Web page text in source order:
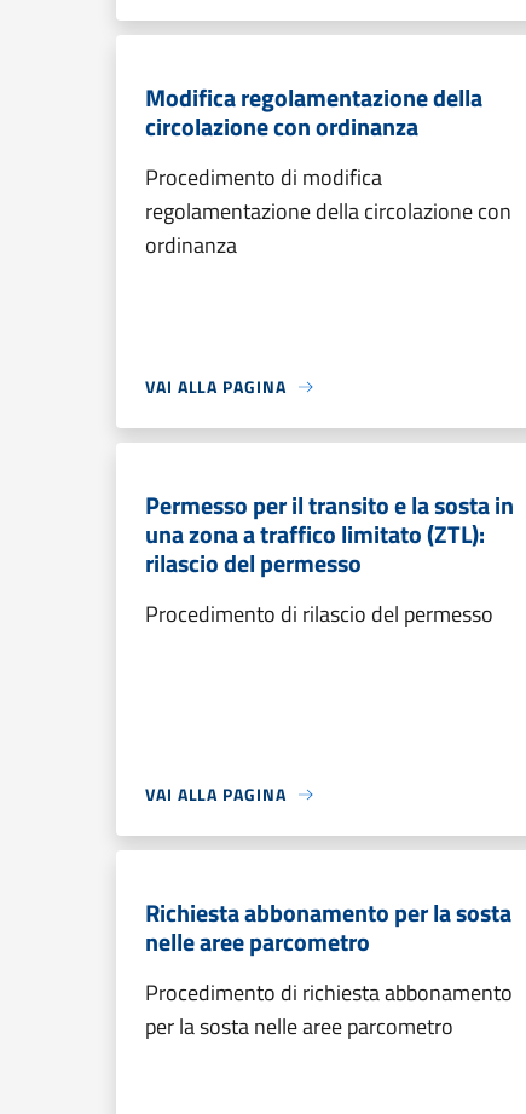
Modifica regolamentazione della
circolazione con ordinanza
Procedimento di modifica
regolamentazione della circolazione con
ordinanza
VAI ALLA PAGINA
Permesso per il transito e la sosta in
una zona a traffico limitato (ZTL):
rilascio del permesso
Procedimento di rilascio del permesso
VAI ALLA PAGINA
Richiesta abbonamento per la sosta
nelle aree parcometro
Procedimento di richiesta abbonamento
per la sosta nelle aree parcometro